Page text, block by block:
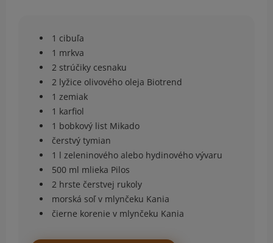
1 cibuľa
1 mrkva
2 strúčiky cesnaku
2 lyžice olivového oleja Biotrend
1 zemiak
1 karfiol
1 bobkový list Mikado
čerstvý tymian
1 l zeleninového alebo hydinového vývaru
500 ml mlieka Pilos
2 hrste čerstvej rukoly
morská soľ v mlynčeku Kania
čierne korenie v mlynčeku Kania